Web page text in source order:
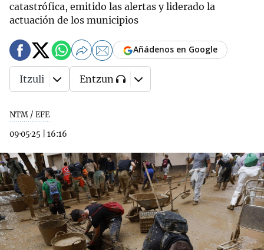
catastrófica, emitido las alertas y liderado la
actuación de los municipios
NTM / EFE
09·05·25
16:16
Añádenos en Google
Itzuli Entzun